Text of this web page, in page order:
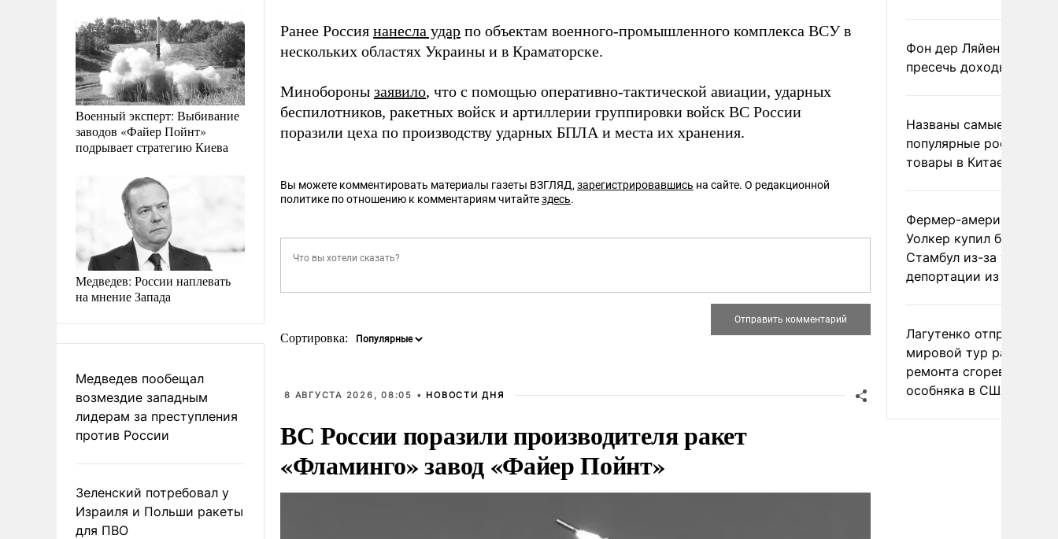
Военный эксперт: Выбивание
заводов «Файер Пойнт»
подрывает стратегию Киева
Медведев: России наплевать
на мнение Запада
Медведев пообещал
возмездие западным
лидерам за преступления
против России
Зеленский потребовал у
Израиля и Польши ракеты
для ПВО
Ранее Россия нанесла удар по объектам военного-промышленного комплекса ВСУ в
нескольких областях Украины и в Краматорске.
Минобороны заявило, что с помощью оперативно-тактической авиации, ударных
беспилотников, ракетных войск и артиллерии группировки войск ВС России
поразили цеха по производству ударных БПЛА и места их хранения.
Вы можете комментировать материалы газеты ВЗГЛЯД, зарегистрировавшись на сайте. О редакционной
политике по отношению к комментариям читайтездесь.
Сортировка:
8 АВГУСТА 2026, 08:05 • НОВОСТИ ДНЯ
ВС России поразили производителя ракет
«Фламинго» завод «Файер Пойнт»
Фон дер Ляйен
пресечь доходы России
Названы самые
популярные российские
товары в Китае
Фермер-американец
Уолкер купил билет в
Стамбул из-за угрозы
депортации из России
Лагутенко отправился в
мировой тур ради
ремонта сгоревшего
особняка в США